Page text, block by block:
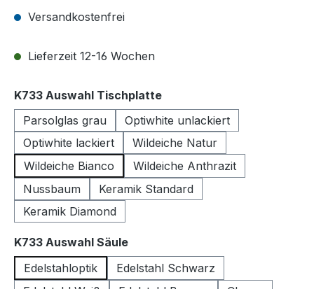
Versandkostenfrei
Lieferzeit 12-16 Wochen
K733 Auswahl Tischplatteauswählen
Parsolglas grau
Optiwhite unlackiert
Optiwhite lackiert
Wildeiche Natur
Wildeiche Bianco
Wildeiche Anthrazit
Nussbaum
Keramik Standard
Keramik Diamond
K733 Auswahl Säuleauswählen
Edelstahloptik
Edelstahl Schwarz